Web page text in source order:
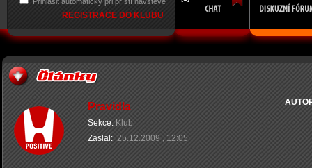
REGISTRACE DO KLUBU
Pravidla
Sekce: Klub
Zaslal: 25.12.2009 , 12:05